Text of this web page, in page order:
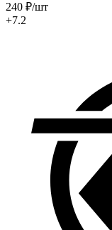
240 ₽/шт
+7.2